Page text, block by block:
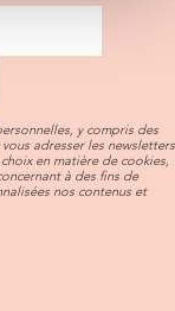
y compris des
adresser les newsletters
en matière de cookies,
à des fins de
nos contenus et